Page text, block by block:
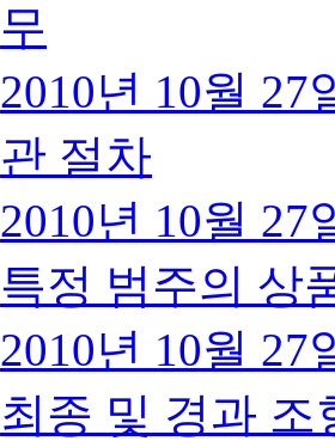
무
2010년 10월
관 절차
2010년 10월
특정 범주의 상
2010년 10월
최종 및 경과 조